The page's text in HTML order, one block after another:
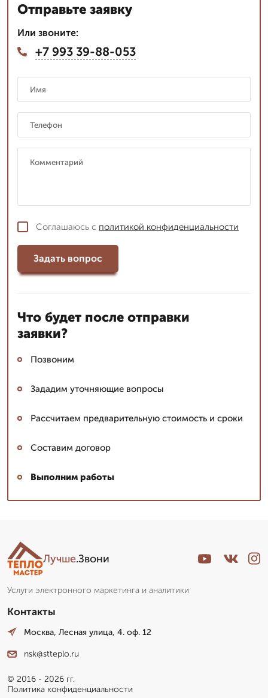
Отправьте заявку
Или звоните:
+7 993 39-88-053
Соглашаюсь с политикой конфиденциальности
Задать вопрос
Что будет после отправки
заявки?
Позвоним
Зададим уточняющие вопросы
Рассчитаем предварительную стоимость и сроки
Составим договор
Выполним работы
Лучше.Звони
Услуги электронного маркетинга и аналитики
Контакты
Москва, Лесная улица, 4. оф. 12
nsk@stteplo.ru
© 2016 - 2026 гг.
Политика конфиденциальности